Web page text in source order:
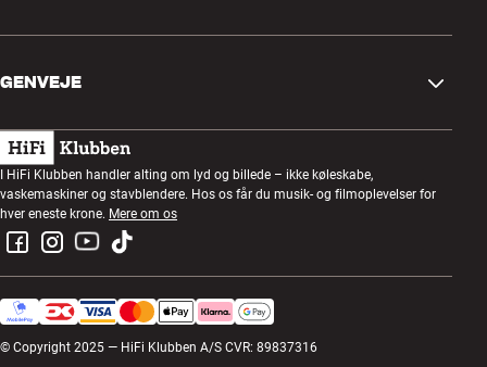
Retur og reklamation
Fortryd ordre
Handelsbetingelser
Privatlivspolitik
Kundeklub
Lytteaften
Konkurrencer
Job i HiFi Klubben
GENVEJE
Gavekort
Byg med lyd
Montering og installation
Retur af el-affald
Produktanmeldelser
I HiFi Klubben handler alting om lyd og billede – ikke køleskabe,
vaskemaskiner og stavblendere. Hos os får du musik- og filmoplevelser for
hver eneste krone. Mere om os
© Copyright 2025 — HiFi Klubben A/S CVR: 89837316